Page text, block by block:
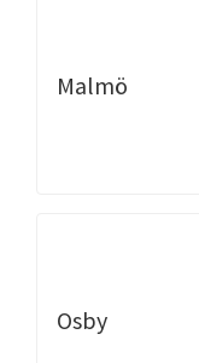
Malmö
Osby